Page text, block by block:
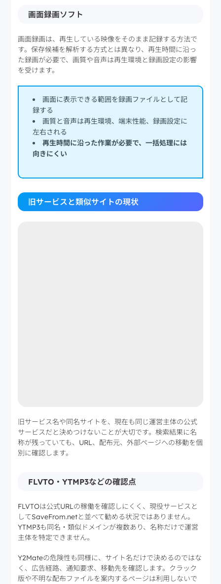
画面録画ソフト
画面録画は、再生している映像をそのまま記録する方法で
す。保存候補を解析する方式とは異なり、再生時間に沿っ
た録画が必要で、画質や音声は再生環境と録画設定の影響
を受けます。
画面に表示できる範囲を録画ファイルとして記
録する
画質と音声は再生環境、端末性能、録画設定に
左右される
再生時間に沿った作業が必要で、一括処理には
向きにくい
旧サービスと類似サイトの現状
旧サービス名や同名サイトを、現在も同じ運営主体の公式
サービスだと決めつけないことが大切です。検索結果に名
称が残っていても、URL、配布元、外部ページへの移動を個
別に確認します。
FLVTO・YTMP3などの確認点
FLVTOは公式URLの稼働を確認しにくく、現役サービスと
してSaveFrom.netと並べて勧める状況ではありません。
YTMP3も同名・類似ドメインが複数あり、名称だけで運営
主体を特定できません。
Y2Mateの危険性も同様に、サイト名だけで決めるのではな
く、広告経路、通知要求、移動先を確認します。クラック
版や不明な配布ファイルを案内するページは利用しないで